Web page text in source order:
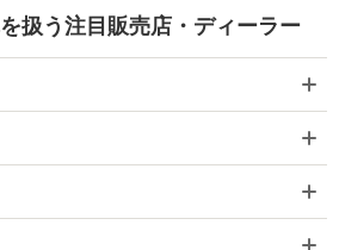
扱う注目販売店・ディーラー